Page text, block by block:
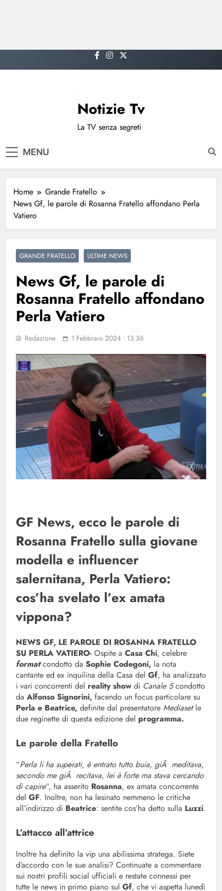
to
Notizie Tv
La TV senza segreti
MENU
Home
Grande Fratello
News Gf, le parole di Rosanna Fratello affondano Perla
Vatiero
GRANDE FRATELLO ULTIME NEWS
News Gf, le parole di
Rosanna Fratello affondano
Perla Vatiero
Redazione 1 Febbraio 2024 • 13:36
GF News, ecco le parole di
Rosanna Fratello sulla giovane
modella e influencer
salernitana, Perla Vatiero:
cos’ha svelato l’ex amata
vippona?
NEWS GF, LE PAROLE DI ROSANNA FRATELLO
SU PERLA VATIERO- Ospite a Casa Chi, celebre
formatcondotto da Sophie Codegoni, la nota
cantante ed ex inquilina della Casa del Gf, ha analizzato
i vari concorrenti del reality show di Canale 5condotto
da Alfonso Signorini, facendo un focus particolare su
Perla e Beatrice, definite dal presentatore Mediasetle
due reginette di questa edizione del programma.
Le parole della Fratello
“Perla li ha superati, è entrato tutto buia, giÃ meditava,
secondo me giÃ recitava, lei è forte ma stava cercando
di capire“, ha asserito Rosanna, ex amata concorrente
del GF. Inoltre, non ha lesinato nemmeno le critiche
all’indirizzo di Beatrice: sentite cos’ha detto sulla Luzzi.
L’attacco all’attrice
Inoltre ha definito la vip una abilissima stratega. Siete
d’accordo con le sue analisi? Continuate a commentare
sui nostri profili social ufficiali e restate connessi per
tutte le news in primo piano sul Gf, che vi aspetta lunedì